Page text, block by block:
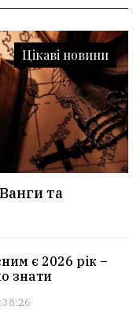
Цікаві новини
та
є 2026 рік –
знати